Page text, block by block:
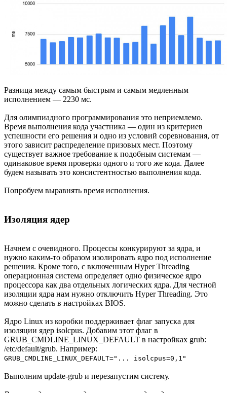
Разница между самым быстрым и самым медленным
исполнением — 2230 мс.
Для олимпиадного программирования это неприемлемо.
Время выполнения кода участника — один из критериев
успешности его решения и одно из условий соревнования, от
этого зависит распределение призовых мест. Поэтому
существует важное требование к подобным системам —
одинаковое время проверки одного и того же кода. Далее
будем называть это консистентностью выполнения кода.
Попробуем выравнять время исполнения.
Изоляция ядер
Начнем с очевидного. Процессы конкурируют за ядра, и
нужно каким-то образом изолировать ядро под исполнение
решения. Кроме того, с включенным Hyper Threading
операционная система определяет одно физическое ядро
процессора как два отдельных логических ядра. Для честной
изоляции ядра нам нужно отключить Hyper Threading. Это
можно сделать в настройках BIOS.
Ядро Linux из коробки поддерживает флаг запуска для
изоляции ядер isolcpus. Добавим этот флаг в
GRUB_CMDLINE_LINUX_DEFAULT в настройках grub:
/etc/default/grub. Например:
GRUB_CMDLINE_LINUX_DEFAULT="... isolcpus=0,1"
Выполним update-grub и перезапустим систему.